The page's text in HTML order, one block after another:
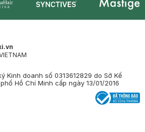
Kinh doanh số 0313612829 do Sở Kế
Hồ Chí Minh cấp ngày 13/01/2016